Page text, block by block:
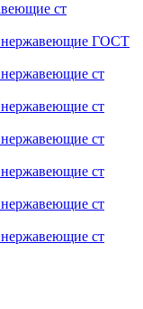
ст
нержавеющие ГОСТ
ст
ст
ст
ст
ст
ст